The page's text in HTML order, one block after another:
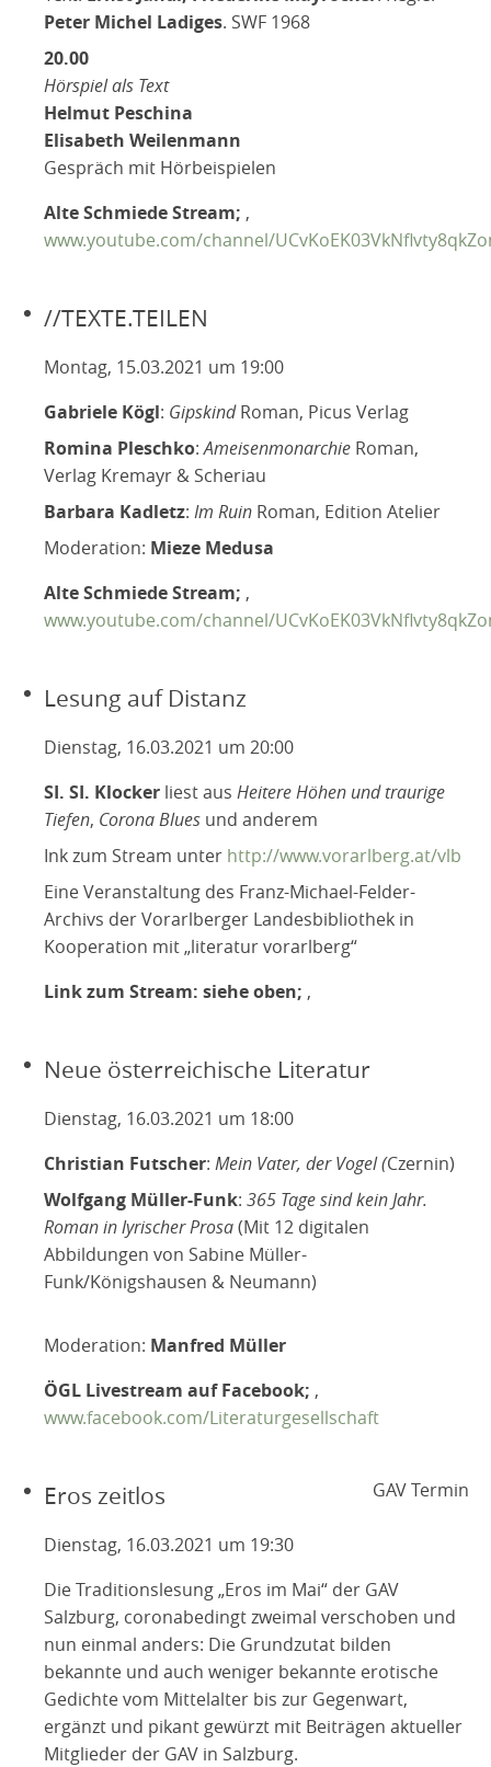
Peter Michel Ladiges. SWF 1968
20.00
Hörspiel als Text
Helmut Peschina
Elisabeth Weilenmann
Gespräch mit Hörbeispielen
Alte Schmiede Stream; ,
www.youtube.com/channel/
//TEXTE.TEILEN
Montag, 15.03.2021 um 19:00
Gabriele Kögl: GipskindRoman, Picus Verlag
Romina Pleschko:Ameisenmonarchie Roman,
Verlag Kremayr & Scheriau
Barbara Kadletz: Im Ruin Roman, Edition Atelier
Moderation: Mieze Medusa
Alte Schmiede Stream; ,
www.youtube.com/channel/
Lesung auf Distanz
Dienstag, 16.03.2021 um 20:00
SI. SI. Klocker liest aus Heitere Höhen und traurige
Tiefen, Corona Blues und anderem
Ink zum Stream unter http://www.vorarlberg.at/vlb
Eine Veranstaltung des Franz-Michael-Felder-
Archivs der Vorarlberger Landesbibliothek in
Kooperation mit „literatur vorarlberg“
Link zum Stream: siehe oben; ,
Neue österreichische Literatur
Dienstag, 16.03.2021 um 18:00
Christian Futscher: Mein Vater, der Vogel (Czernin)
Wolfgang Müller-Funk: 365 Tage sind kein Jahr.
Roman in lyrischer Prosa(Mit 12 digitalen
Abbildungen von Sabine Müller-
Funk/Königshausen & Neumann)
Moderation: Manfred Müller
ÖGL Livestream auf Facebook; ,
www.facebook.com/Literaturgesellschaft
Eros zeitlos GAV Termin
Dienstag, 16.03.2021 um 19:30
Die Traditionslesung „Eros im Mai“ der GAV
Salzburg, coronabedingt zweimal verschoben und
nun einmal anders: Die Grundzutat bilden
bekannte und auch weniger bekannte erotische
Gedichte vom Mittelalter bis zur Gegenwart,
ergänzt und pikant gewürzt mit Beiträgen aktueller
Mitglieder der GAV in Salzburg.